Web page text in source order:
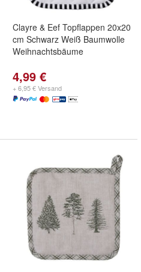
Clayre & Eef Topflappen 20x20
cm Schwarz Weiß Baumwolle
Weihnachtsbäume
4,99 €
+ 6,95 € Versand